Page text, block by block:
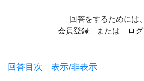
く
回答をするためには、
会員登録
または ロ
回答目次 表示/非表示